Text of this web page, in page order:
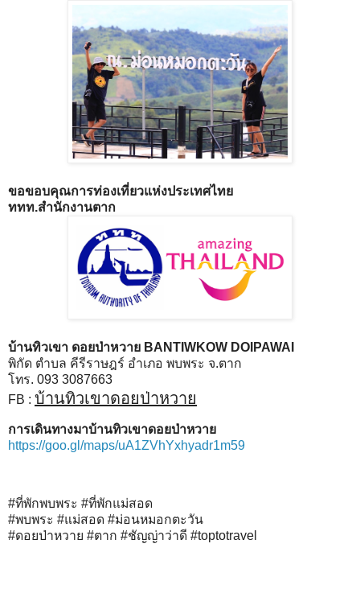
ขอขอบคุณการท่องเที่ยวแห่งประเทศไทย
ททท.สำนักงานตาก
บ้านทิวเขา ดอยป่าหวาย BANTIWKOW DOIPAWAI
พิกัด ตำบล คีรีราษฎร์ อำเภอ พบพระ จ.ตาก
โทร. 093 3087663
FB : บ้านทิวเขาดอยป่าหวาย
การเดินทางมาบ้านทิวเขาดอยป่าหวาย
https://goo.gl/maps/uA1ZVhYxhyadr1m59
#ที่พักพบพระ #ที่พักแม่สอด
#พบพระ #แม่สอด #ม่อนหมอกตะวัน
#ดอยป่าหวาย #ตาก #ชัญญ่าว่าดี #toptotravel